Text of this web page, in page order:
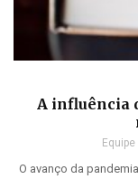
A influência
Equipe
O avanço da